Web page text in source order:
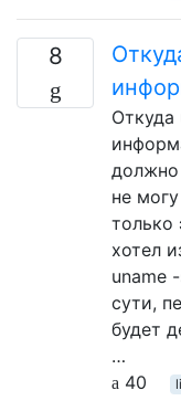
8
Откуда
не
хотел
uname
сути,
будет
…
40